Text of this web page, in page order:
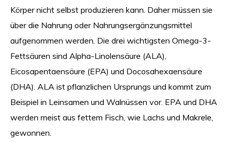
Körper nicht selbst produzieren kann. Daher müssen sie
über die Nahrung oder Nahrungsergänzungsmittel
aufgenommen werden. Die drei wichtigsten Omega-3-
Fettsäuren sind Alpha-Linolensäure (ALA),
Eicosapentaensäure (EPA) und Docosahexaensäure
(DHA). ALA ist pflanzlichen Ursprungs und kommt zum
Beispiel in Leinsamen und Walnüssen vor. EPA und DHA
werden meist aus fettem Fisch, wie Lachs und Makrele,
gewonnen.